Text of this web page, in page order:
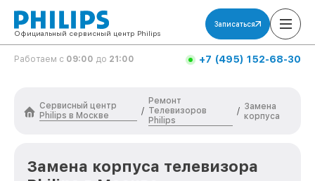
Официальный сервисный центр Philips
Записаться
Работаем с 09:00 до 21:00 +7 (495) 152-68-30
Сервисный центр
Philips в Москве
/
Ремонт
Телевизоров
Philips
/ Замена
корпуса
Замена корпуса телевизора